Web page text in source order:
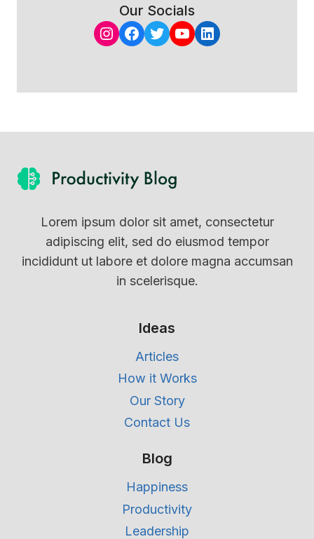
Our Socials
Instagram
Facebook
Twitter
YouTube
LinkedIn
Lorem ipsum dolor sit amet, consectetur
adipiscing elit, sed do eiusmod tempor
incididunt ut labore et dolore magna accumsan
in scelerisque.
Ideas
Articles
How it Works
Our Story
Contact Us
Blog
Happiness
Productivity
Leadership